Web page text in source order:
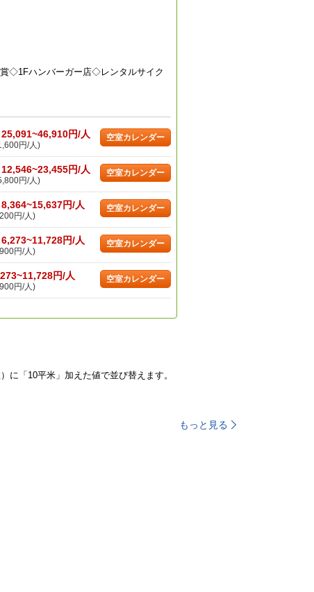
◇1Fハンバーガー店◇レンタルサイク
25,091~46,910円/人
円/人)
空室カレンダー
12,546~23,455円/人
円/人)
空室カレンダー
8,364~15,637円/人
円/人)
空室カレンダー
6,273~11,728円/人
円/人)
空室カレンダー
円/人
円/人)
空室カレンダー
に「10平米」加えた値で並び替えます。
もっと見る